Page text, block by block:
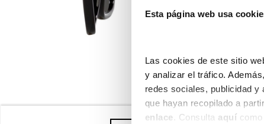
Esta página web usa
Las cookies de este sitio
y analizar el tráfico.
redes sociales, publicidad y
enlace . Consulta aquí